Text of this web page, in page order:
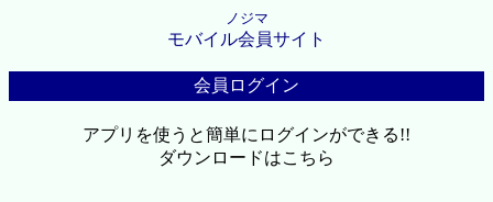
ノジマ
モバイル会員サイト
会員ログイン
アプリを使うと簡単にログインができる!!
ダウンロードはこちら